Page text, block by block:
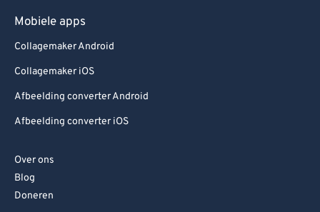
Mobiele apps
Collagemaker Android
Collagemaker iOS
Afbeelding converter Android
Afbeelding converter iOS
Over ons
Blog
Doneren